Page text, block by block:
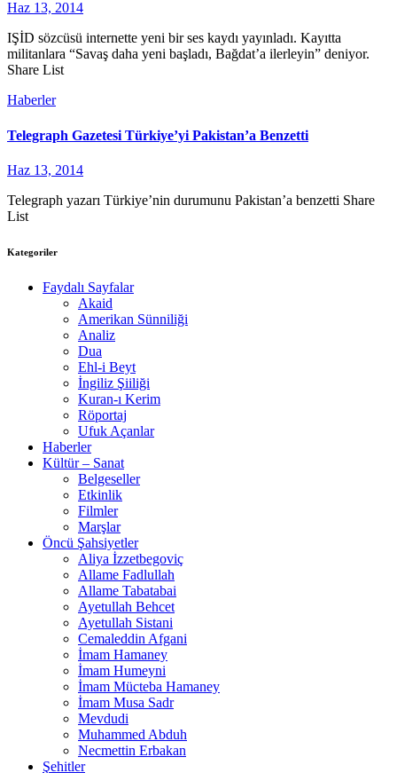
Haz 13, 2014
IŞİD sözcüsü internette yeni bir ses kaydı yayınladı. Kayıtta
militanlara “Savaş daha yeni başladı, Bağdat’a ilerleyin” deniyor.
Share List
Haberler
Telegraph Gazetesi Türkiye’yi Pakistan’a Benzetti
Haz 13, 2014
Telegraph yazarı Türkiye’nin durumunu Pakistan’a benzetti Share
List
Kategoriler
Faydalı Sayfalar
Akaid
Amerikan Sünniliği
Analiz
Dua
Ehl-i Beyt
İngiliz Şiiliği
Kuran-ı Kerim
Röportaj
Ufuk Açanlar
Haberler
Kültür – Sanat
Belgeseller
Etkinlik
Filmler
Marşlar
Öncü Şahsiyetler
Aliya İzzetbegoviç
Allame Fadlullah
Allame Tabatabai
Ayetullah Behcet
Ayetullah Sistani
Cemaleddin Afgani
İmam Hamaney
İmam Humeyni
İmam Mücteba Hamaney
İmam Musa Sadr
Mevdudi
Muhammed Abduh
Necmettin Erbakan
Şehitler